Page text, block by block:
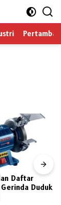
Daftar
Duduk